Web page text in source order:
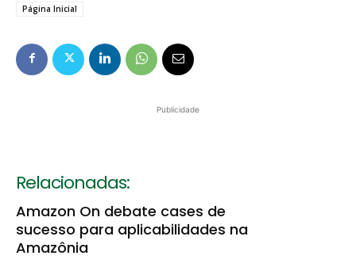
Página Inicial
Publicidade
Relacionadas:
Amazon On debate cases de
sucesso para aplicabilidades na
Amazônia